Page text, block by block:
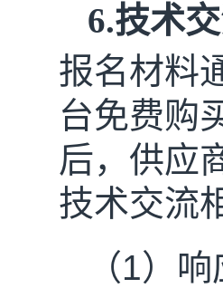
6.技术
报名材料
台免费购
后，供应
技术交流
（1）